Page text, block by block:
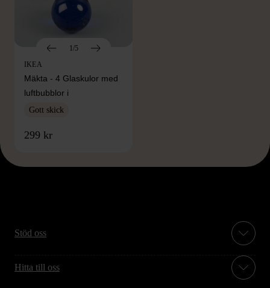
1/5
IKEA
Mäkta - 4 Glaskulor med
luftbubblor i
Gott skick
299 kr
Stöd oss
Hitta till oss